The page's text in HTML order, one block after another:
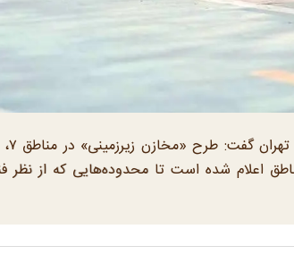
مناطق اعلام شده است تا محدوده‌هایی که از نظر